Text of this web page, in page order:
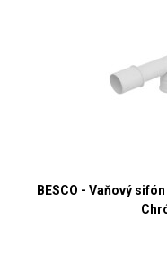
BESCO - Vaňový